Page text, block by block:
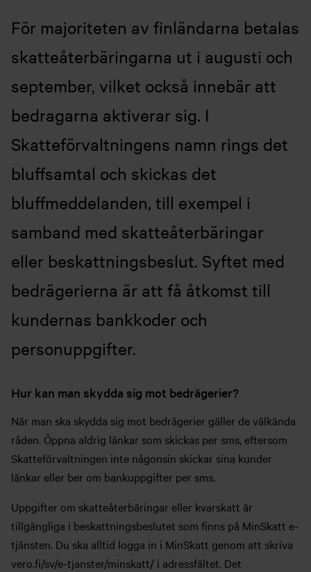
För majoriteten av finländarna betalas
skatteåterbäringarna ut i augusti och
september, vilket också innebär att
bedragarna aktiverar sig. I
Skatteförvaltningens namn rings det
bluffsamtal och skickas det
bluffmeddelanden, till exempel i
samband med skatteåterbäringar
eller beskattningsbeslut. Syftet med
bedrägerierna är att få åtkomst till
kundernas bankkoder och
personuppgifter.
Hur kan man skydda sig mot bedrägerier?
När man ska skydda sig mot bedrägerier gäller de välkända
råden. Öppna aldrig länkar som skickas per sms, eftersom
Skatteförvaltningen inte någonsin skickar sina kunder
länkar eller ber om bankuppgifter per sms.
Uppgifter om skatteåterbäringar eller kvarskatt är
tillgängliga i beskattningsbeslutet som finns på MinSkatt e-
tjänsten. Du ska alltid logga in i MinSkatt genom att skriva
vero.fi/sv/e-tjanster/minskatt/ i adressfältet. Det